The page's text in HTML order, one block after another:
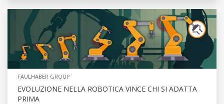
FAULHABER GROUP
EVOLUZIONE NELLA ROBOTICA VINCE CHI SI ADATTA
PRIMA